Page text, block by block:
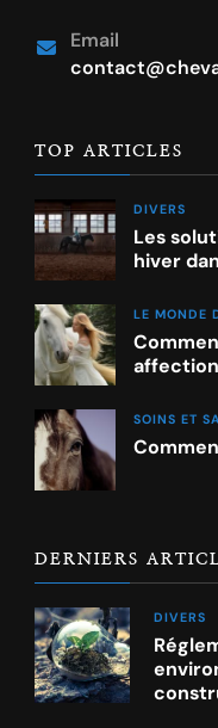
Email
TOP ARTICLES
DIVERS
Les
hiver
LE MONDE
SOINS ET
DERNIERS
DIVERS